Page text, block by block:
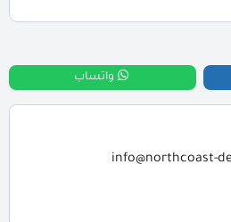
واتساب
info@northcoast-